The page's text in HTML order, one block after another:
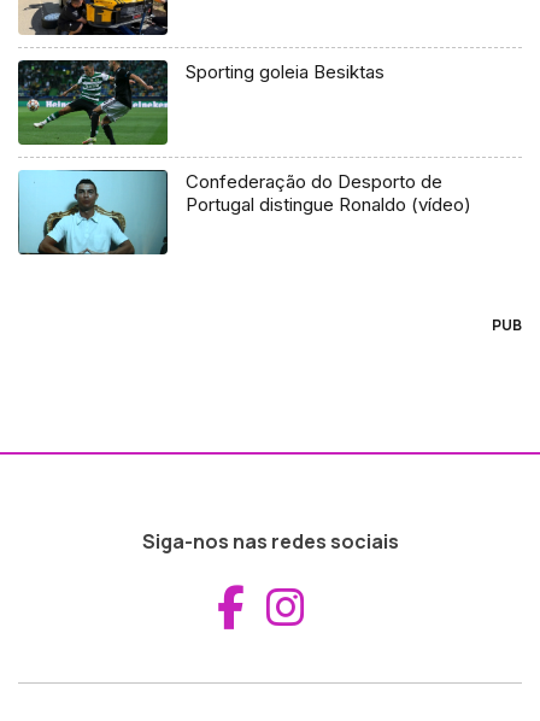
Sporting goleia Besiktas
Confederação do Desporto de
Portugal distingue Ronaldo (vídeo)
PUB
Siga-nos nas redes sociais
Aceder ao